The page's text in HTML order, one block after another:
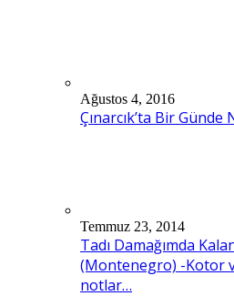
Ağustos 4, 2016
Çınarcık’ta Bir Günde
Temmuz 23, 2014
Tadı Damağımda
(Montenegro) -Kotor
notlar…